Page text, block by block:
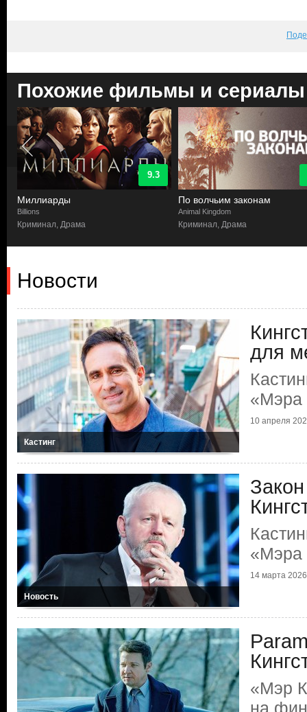
Похожие фильмы и сериалы
9.3
Миллиарды
Billions
Криминал, Драма
По волчьим законам
Animal Kingdom
Криминал, Драма
Новости
Кастинг
для
«Мэра
10 апреля
Новость
«Мэра
14 марта 2026
«Мэр
на